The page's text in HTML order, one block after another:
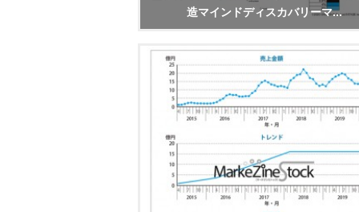
造マインドディスカバリーマ...